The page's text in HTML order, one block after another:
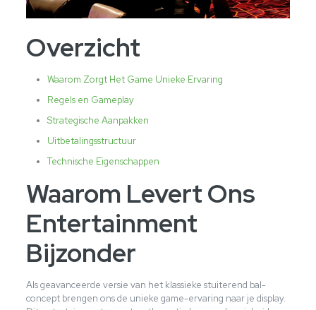
Overzicht
Waarom Zorgt Het Game Unieke Ervaring
Regels en Gameplay
Strategische Aanpakken
Uitbetalingsstructuur
Technische Eigenschappen
Waarom Levert Ons
Entertainment
Bijzonder
Als geavanceerde versie van het klassieke stuiterend bal-
concept brengen ons de unieke game-ervaring naar je display.